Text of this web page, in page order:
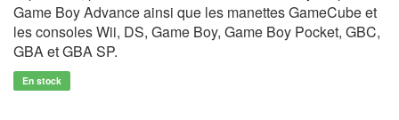
Game Boy Advance ainsi que les manettes GameCube et
les consoles Wii, DS, Game Boy, Game Boy Pocket, GBC,
GBA et GBA SP.
En stock